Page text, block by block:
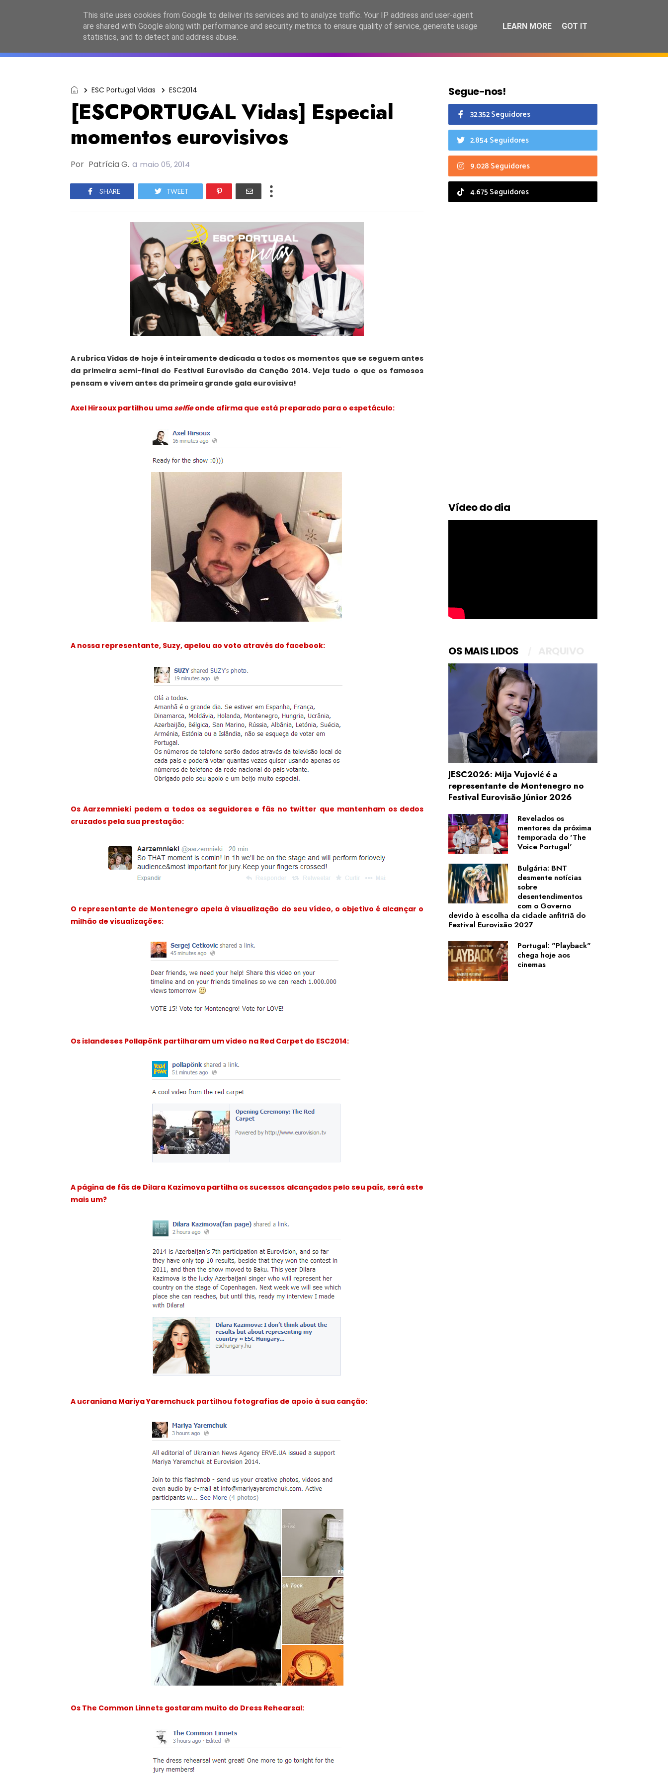
ESC2027 JESC2026 FC2026 EASC2026 PORTUGAL LANÇAMENTOS ESPECIAIS CALENDÁRIO
ESC Portugal Vidas ESC2014
[ESCPORTUGAL Vidas] Especial
momentos eurovisivos
Por Patrícia G. a maio 05, 2014
SHARE TWEET
A rubrica Vidas de hoje é inteiramente dedicada a todos os momentos que se seguem antes
da primeira semi-final do Festival Eurovisão da Canção 2014. Veja tudo o que os famosos
pensam e vivem antes da primeira grande gala eurovisiva!
Axel Hirsoux partilhou uma selfieonde afirma que está preparado para o espetáculo:
A nossa representante, Suzy, apelou ao voto através do facebook:
Os Aarzemnieki pedem a todos os seguidores e fãs no twitter que mantenham os dedos
cruzados pela sua prestação:
O representante de Montenegro apela à visualização do seu vídeo, o objetivo é alcançar o
milhão de visualizações:
Os islandeses Pollapönk partilharam um video na Red Carpet do ESC2014:
A página de fãs de Dilara Kazimova partilha os sucessos alcançados pelo seu país, será este
mais um?
A ucraniana Mariya Yaremchuck partilhou fotografias de apoio à sua canção:
Os The Common Linnets gostaram muito do Dress Rehearsal:
Segue-nos!
32.352 Seguidores
2.854 Seguidores
9.028 Seguidores
4.675 Seguidores
Vídeo do dia
OS MAIS LIDOS
JESC2026: Mija Vujović é a
representante de Montenegro no
Festival Eurovisão Júnior 2026
Revelados os
mentores da próxima
temporada do 'The
Voice Portugal'
Bulgária: BNT
desmente notícias
sobre
desentendimentos
com o Governo
devido à escolha da cidade anfitriã do
Festival Eurovisão 2027
Portugal: "Playback"
chega hoje aos
cinemas
This site uses cookies from Google to deliver its services and to analyze traffic. Your IP address and user-agent
are shared with Google along with performance and security metrics to ensure quality of service, generate usage
statistics, and to detect and address abuse.
LEARN MORE GOT IT